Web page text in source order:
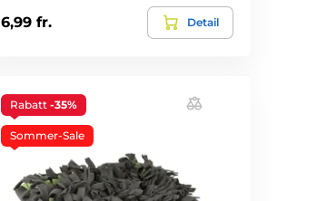
6,99 fr. Detail
Rabatt-35%
Sommer-Sale